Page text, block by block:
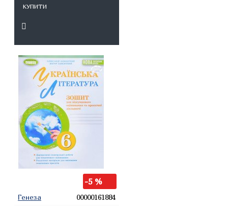
КУПИТИ
-5 %
Генеза 00000161884